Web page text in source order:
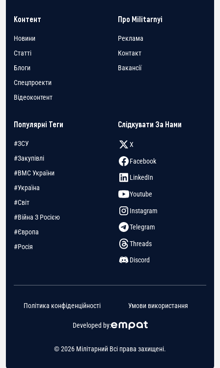
Контент
Новини
Статті
Блоги
Спецпроекти
Відеоконтент
Про Militarnyi
Реклама
Контакт
Вакансії
Популярні Теги
#ЗСУ
#Закупівлі
#ВМС України
#Україна
#Світ
#Війна З Росією
#Європа
#Росія
Слідкувати За Нами
X
Facebook
LinkedIn
Youtube
Instagram
Telegram
Threads
Discord
© 2026 Мілітарний Всі права захищені.
Developed by:
Політика конфіденційності Умови використання